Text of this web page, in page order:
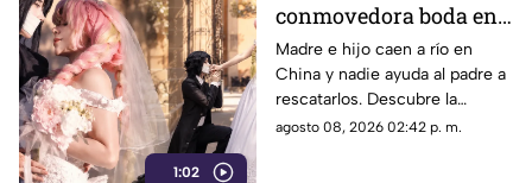
1:02
conmovedora boda en
México que le dio un
final feliz a Mitsuri y
Obana
Madre e hijo caen a río en
China y nadie ayuda al padre a
rescatarlos. Descubre la
polémica ley que castiga a los
agosto 08, 2026 02:42 p. m.